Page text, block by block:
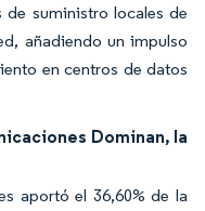
de suministro locales de
añadiendo un impulso
en centros de datos
Dominan, la
aportó el 36,60% de la